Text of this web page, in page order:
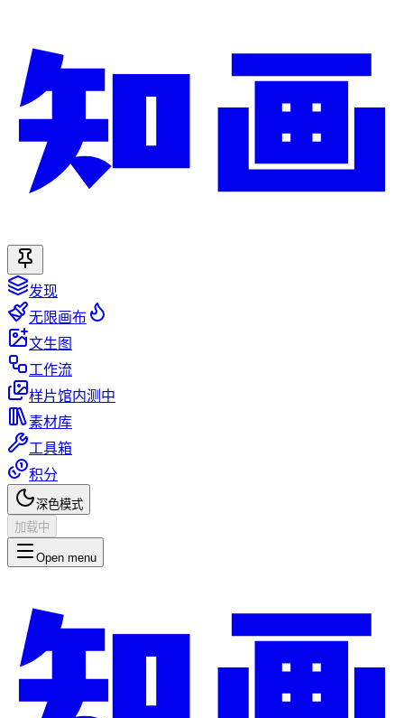
发现
无限画布
文生图
工作流
样片馆内测中
素材库
工具箱
积分
深色模式
加载中
Open menu